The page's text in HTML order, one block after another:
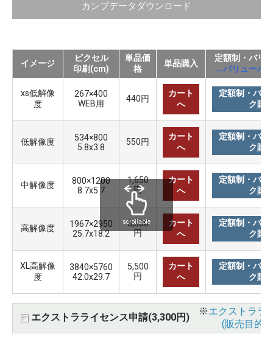
カンプデータダウンロード
イメージ
ピクセル
印刷(cm)
単品価
格
単品購入
定額制・バリ
→バリューパ
xs低解像
度
267×400
WEB用
440円
カート
へ
定額制・バリ
ク購
低解像度
534×800
5.8x3.8
550円
カート
へ
定額制・バリ
ク購
中解像度
800×1200
8.7x5.7
1,650
円
カート
へ
定額制・バリ
ク購
高解像度
1967×2950
25.7x18.2
3,300
円
カート
へ
定額制・バリ
ク購
XL高解像
度
3840×5760
42.0x29.7
5,500
円
カート
へ
定額制・バリ
ク購
エクストラライセンス申請(3,300円)
※エクストララ
(販売目的
scrollable